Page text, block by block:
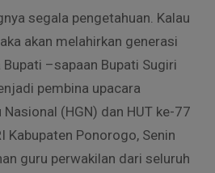
segala pengetahuan. Kalau
akan melahirkan generasi
Bupati –sapaan Bupati Sugiri
pembina upacara
(HGN) dan HUT ke-77
Kabupaten Ponorogo, Senin
guru perwakilan dari seluruh